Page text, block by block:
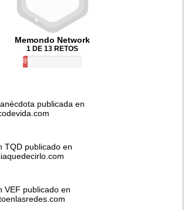
Memondo Network
1 DE 13 RETOS
8%
publicada en
TQD publicado en
VEF publicado en